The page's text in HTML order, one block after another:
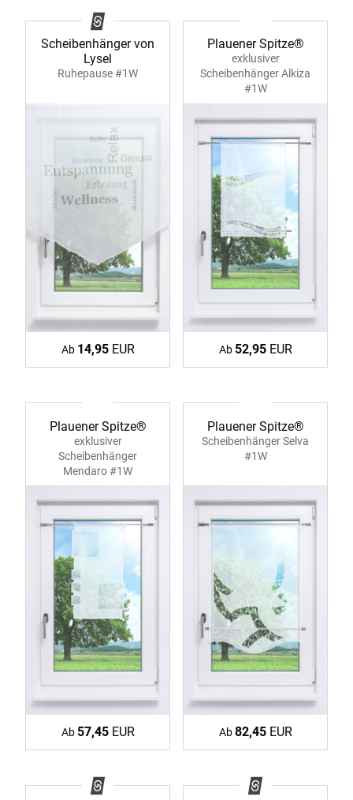
Scheibenhänger von
Lysel
Ruhepause #1W
Ab 14,95EUR
Plauener Spitze®
exklusiver
Scheibenhänger Alkiza
#1W
Ab 52,95EUR
Plauener Spitze®
exklusiver
Scheibenhänger
Mendaro #1W
Ab 57,45EUR
Plauener Spitze®
Scheibenhänger Selva
#1W
Ab82,45EUR